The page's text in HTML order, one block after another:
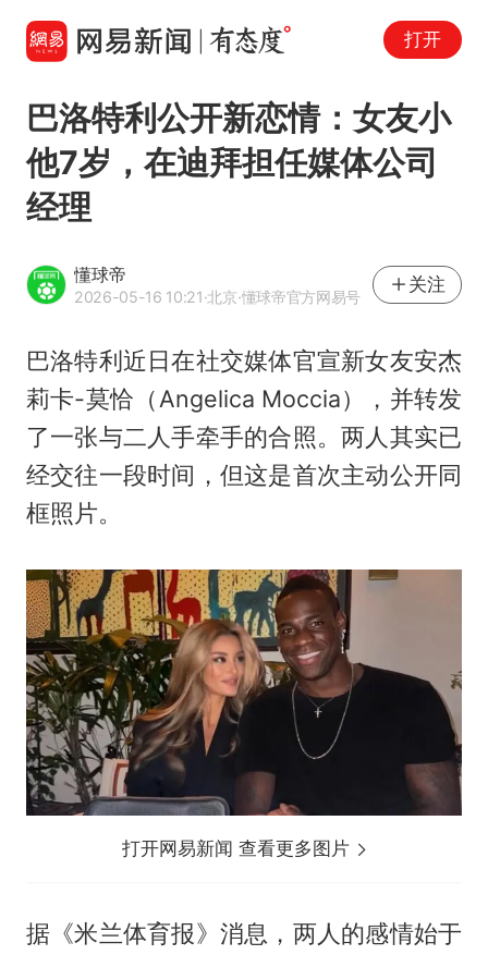
打开
巴洛特利公开新恋情：女友小
他7岁，在迪拜担任媒体公司
经理
懂球帝
2026-05-16 10:21·北京·懂球帝官方网易号
关注
巴洛特利近日在社交媒体官宣新女友安杰
莉卡-莫恰（Angelica Moccia），并转发
了一张与二人手牵手的合照。两人其实已
经交往一段时间，但这是首次主动公开同
框照片。
打开网易新闻 查看更多图片
据《米兰体育报》消息，两人的感情始于